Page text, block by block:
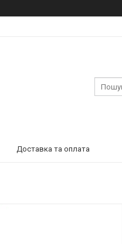
Доставка та оплата